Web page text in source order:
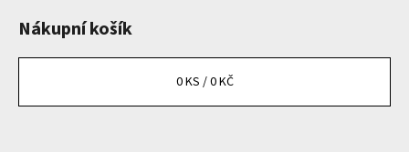
Nákupní košík
0KS /0 KČ